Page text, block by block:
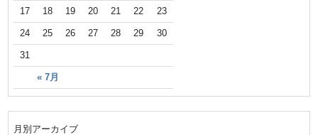
« 7月
17 18 19 20 21 22 23
24 25 26 27 28 29 30
31
月別アーカイブ